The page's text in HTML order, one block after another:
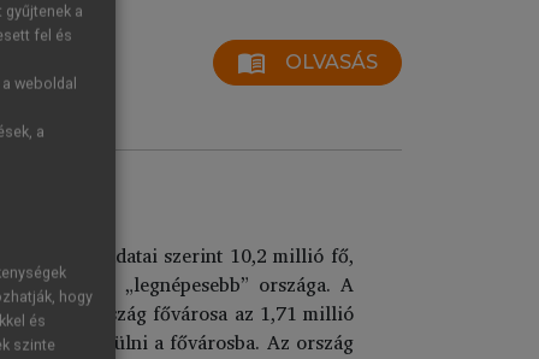
menu_book OLVASÁS
(2001) adatai szerint 10,2 millió fő,
világ 84. „legnépesebb” országa. A
32%. Az ország fővárosa az 1,71 millió
visszatelepülni a fővárosba. Az ország
a
fel és
weboldal
a
hogy
és
szinte